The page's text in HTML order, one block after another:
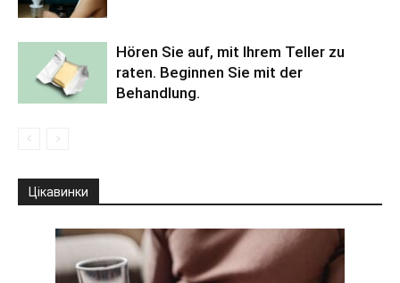
Hören Sie auf, mit Ihrem Teller zu
raten. Beginnen Sie mit der
Behandlung.
Цікавинки